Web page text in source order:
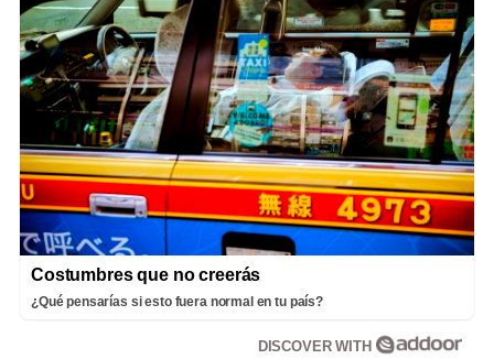
Costumbres que no creerás
¿Qué pensarías si esto fuera normal en tu país?
DISCOVER WITH